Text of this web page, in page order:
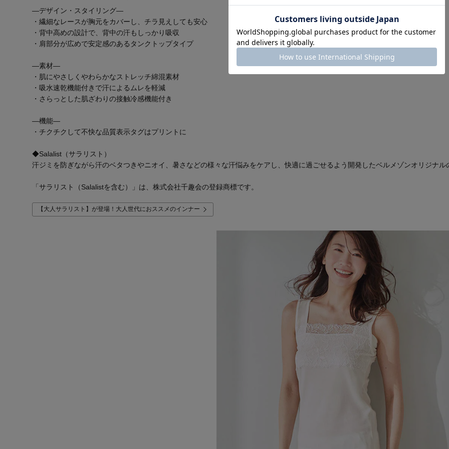
―デザイン・スタイリング―
・繊細なレースが胸元をカバーし、チラ見えしても安心
・背中高めの設計で、背中の汗もしっかり吸収
・肩部分が広めで安定感のあるタンクトップタイプ
―素材―
・肌にやさしくやわらかなストレッチ綿混素材
・吸水速乾機能付きで汗によるムレを軽減
・さらっとした肌ざわりの接触冷感機能付き
―機能―
・チクチクして不快な品質表示タグはプリントに
◆Salalist（サラリスト）
汗ジミを防ぎながら汗のベタつきやニオイ、暑さなどの様々な汗悩みをケアし、快適に過ごせるよう開発したベルメゾンオリジナル
「サラリスト（Salalistを含む）」は、株式会社千趣会の登録商標です。
【大人サラリスト】が登場！大人世代におススメのインナー